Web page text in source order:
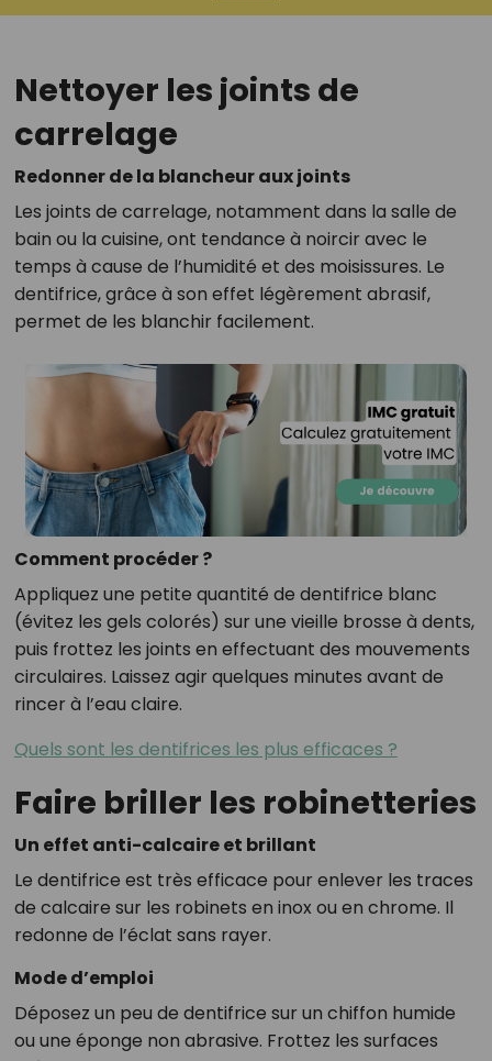
Nettoyer les joints de
carrelage
Redonner de la blancheur aux joints
Les joints de carrelage, notamment dans la salle de
bain ou la cuisine, ont tendance à noircir avec le
temps à cause de l’humidité et des moisissures. Le
dentifrice, grâce à son effet légèrement abrasif,
permet de les blanchir facilement.
Comment procéder ?
Appliquez une petite quantité de dentifrice blanc
(évitez les gels colorés) sur une vieille brosse à dents,
puis frottez les joints en effectuant des mouvements
circulaires. Laissez agir quelques minutes avant de
rincer à l’eau claire.
Quels sont les dentifrices les plus efficaces ?
Faire briller les robinetteries
Un effet anti-calcaire et brillant
Le dentifrice est très efficace pour enlever les traces
de calcaire sur les robinets en inox ou en chrome. Il
redonne de l’éclat sans rayer.
Mode d’emploi
Déposez un peu de dentifrice sur un chiffon humide
ou une éponge non abrasive. Frottez les surfaces